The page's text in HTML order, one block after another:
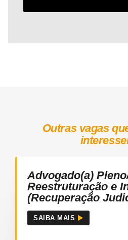
Outras vagas
Advogado(a)
Reestruturação e
(Recuperação
SAIBA MAIS